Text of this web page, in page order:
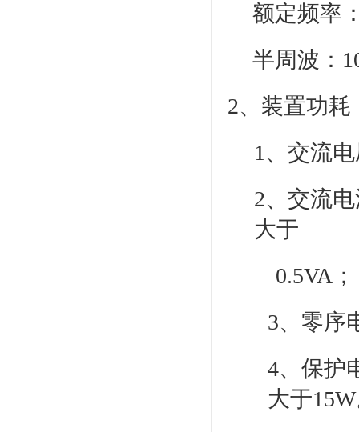
额定频率
半周波：
2、装置功耗
1、交流
2、交流
大于
0.5VA；
3、零序
4、保护
大于